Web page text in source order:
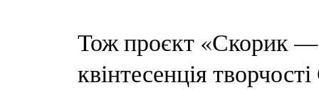
Тож проєкт «Скорик
квінтесенція